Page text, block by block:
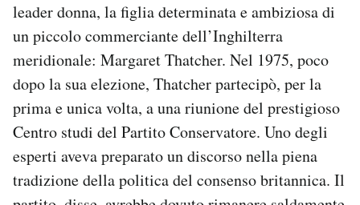
leader donna, la figlia determinata e ambiziosa di
un piccolo commerciante dell’Inghilterra
meridionale: Margaret Thatcher. Nel 1975, poco
dopo la sua elezione, Thatcher partecipò, per la
prima e unica volta, a una riunione del prestigioso
Centro studi del Partito Conservatore. Uno degli
esperti aveva preparato un discorso nella piena
tradizione della politica del consenso britannica. Il